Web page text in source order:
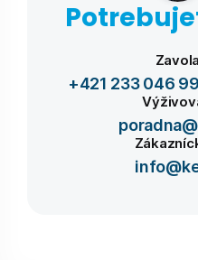
+421 233 046